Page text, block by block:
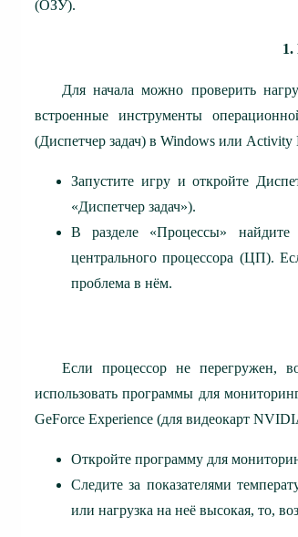
(ОЗУ).
1.
Для начала можно проверить
встроенные инструменты
(Диспетчер задач) в Windows или Activity
Запустите игру и откройте
«Диспетчер задач»).
В разделе «Процессы»
центрального процессора (ЦП).
проблема в нём.
Если процессор не перегружен,
использовать программы для
GeForce Experience (для видеокарт
Откройте программу для
Следите за показателями
или нагрузка на неё высокая, то,